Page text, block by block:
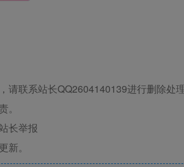
请联系站长QQ2604140139进行删除处
长举报
。